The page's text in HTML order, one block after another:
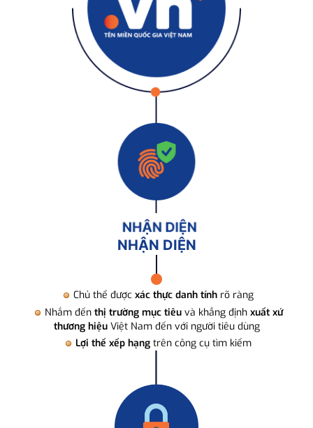
NHẬN DIỆN
Chủ thể được xác thực danh tính rõ ràng
Nhắm đến thị trường mục tiêuvà khẳng định xuất xứ
thương hiệuViệt Nam đến với người tiêu dùng
Lợi thế xếp hạng trên công cụ tìm kiếm